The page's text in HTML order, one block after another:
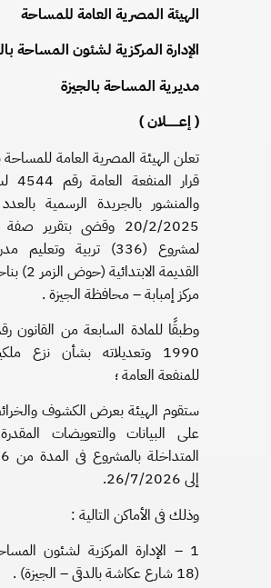
الهيئة المصرية العامة للمساحة
الإدارة المركزية لشئون المساحة
مديرية المساحة بالجيزة
( إعـــــــلان )
تعلن الهيئة المصرية العامة
20/2/2025 وقضى بتقرير
لمشروع (336) تربية
القديمة
مركز إمبابة – محافظة الجيزة .
1990 وتعديلاته بشأن نزع
للمنفعة العامة ؛
ستقوم الهيئة بعرض الكشوف
على البيانات والتعويضات
إلى 26/7/2026.
وذلك فى الأماكن التالية :
1 – الإدارة المركزية لشئون
(18 شارع عكاشة بالدقى – الجيزة) .